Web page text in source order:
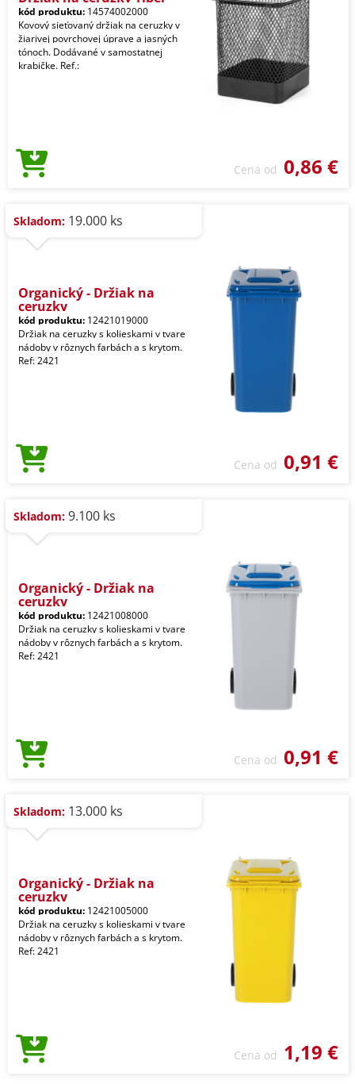
kód produktu: 14574002000
Kovový sieťovaný držiak na ceruzky v
žiarivej povrchovej úprave a jasných
tónoch. Dodávané v samostatnej
krabičke. Ref.:
Cena od 0,86 €
Skladom: 19.000 ks
Organický - Držiak na
ceruzky
kód produktu: 12421019000
Držiak na ceruzky s kolieskami v tvare
nádoby v rôznych farbách a s krytom.
Ref: 2421
Cena od 0,91 €
Skladom: 9.100 ks
Organický - Držiak na
ceruzky
kód produktu: 12421008000
Držiak na ceruzky s kolieskami v tvare
nádoby v rôznych farbách a s krytom.
Ref: 2421
Cena od 0,91 €
Skladom: 13.000 ks
Organický - Držiak na
ceruzky
kód produktu: 12421005000
Držiak na ceruzky s kolieskami v tvare
nádoby v rôznych farbách a s krytom.
Ref: 2421
Cena od 1,19 €